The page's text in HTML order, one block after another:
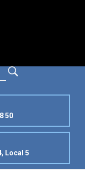
50
Local 5